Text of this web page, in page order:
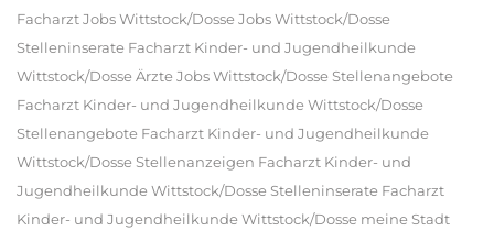
Facharzt Jobs Wittstock/Dosse Jobs Wittstock/Dosse
Stelleninserate Facharzt Kinder- und Jugendheilkunde
Wittstock/Dosse Ärzte Jobs Wittstock/Dosse Stellenangebote
Facharzt Kinder- und Jugendheilkunde Wittstock/Dosse
Stellenangebote Facharzt Kinder- und Jugendheilkunde
Wittstock/Dosse Stellenanzeigen Facharzt Kinder- und
Jugendheilkunde Wittstock/Dosse Stelleninserate Facharzt
Kinder- und Jugendheilkunde Wittstock/Dosse meine Stadt